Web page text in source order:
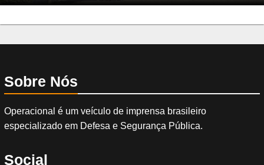
Sobre Nós
Operacional é um veículo de imprensa brasileiro
especializado em Defesa e Segurança Pública.
Social